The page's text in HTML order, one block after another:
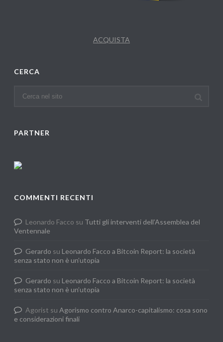
ACQUISTA
CERCA
PARTNER
COMMENTI RECENTI
Leonardo Facco su Tutti gli interventi dell’Assemblea del
Ventennale
Gerardo su Leonardo Facco a Bitcoin Report: la società
senza stato non è un’utopia
Gerardo su Leonardo Facco a Bitcoin Report: la società
senza stato non è un’utopia
Agorist suAgorismo contro Anarco-capitalismo: cosa sono
e considerazioni finali